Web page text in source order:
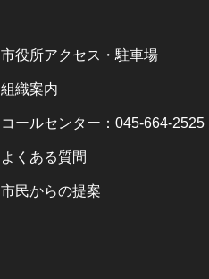
市役所アクセス・駐車場
組織案内
コールセンター：045-664-2525
よくある質問
市民からの提案